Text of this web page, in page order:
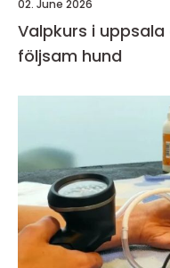
02. June 2026
Valpkurs i uppsala grunden för en trygg och
följsam hund